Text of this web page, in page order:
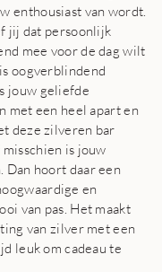
enthousiast van wordt.
jij dat persoonlijk
mee voor de dag wilt
oogverblindend
jouw geliefde
met een heel apart en
deze zilveren bar
is jouw
Dan hoort daar een
en
van pas. Het maakt
van zilver met een
leuk om cadeau te